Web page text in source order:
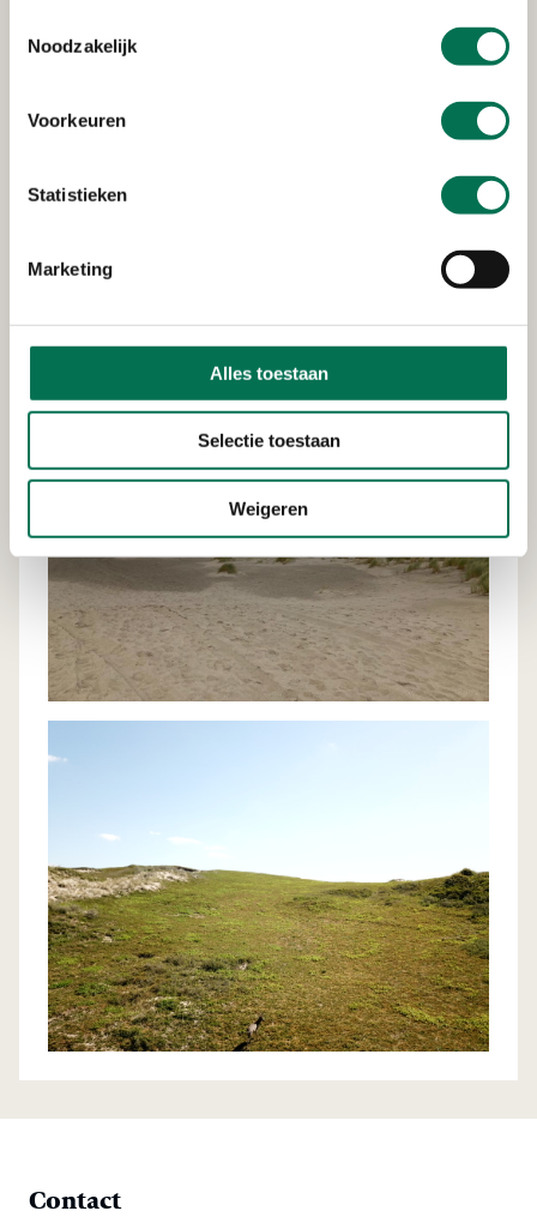
Noodzakelijk
Voorkeuren
Statistieken
Marketing
Alles toestaan
Selectie toestaan
Weigeren
alleen al afgelopen weekend, was dit ruim 70 keer
Zoek de rustige plekken op
zijn wel genoeg rustige plekjes te vinden. Het is alleen
Contact